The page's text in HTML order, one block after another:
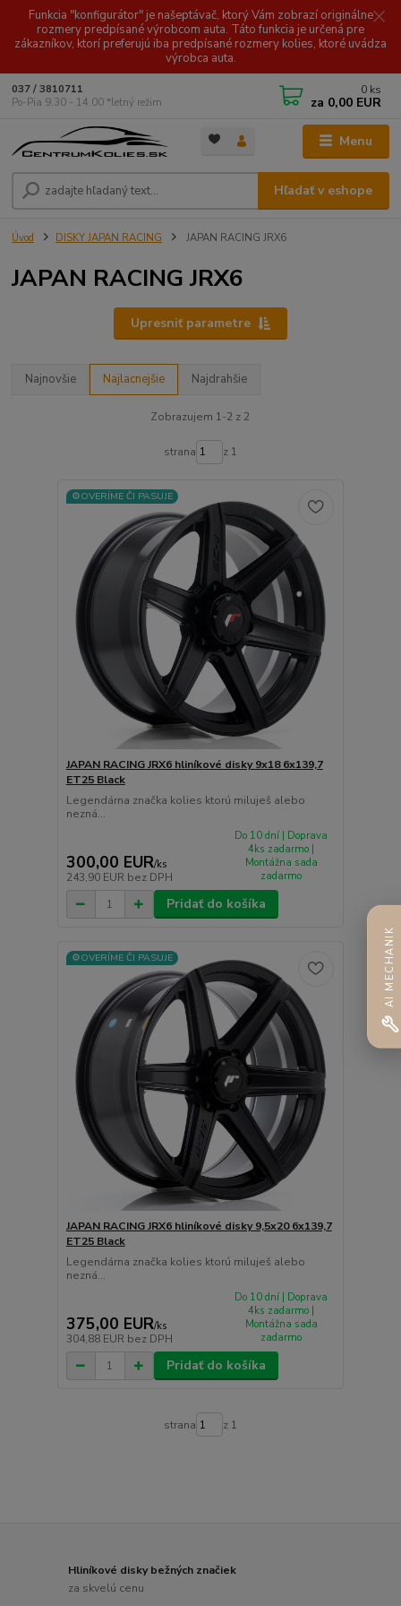
Funkcia "konfigurátor" je našeptávač, ktorý Vám zobrazí originálne
rozmery predpísané výrobcom auta. Táto funkcia je určená pre
zákazníkov, ktorí preferujú iba predpísané rozmery kolies, ktoré uvádza
výrobca auta.
Menu
Hľadať v eshope
037 / 3810711
Po-Pia 9.30 - 14.00 *letný režim
0 ks
za 0,00 EUR
Úvod DISKY JAPAN RACING JAPAN RACING JRX6
JAPAN RACING JRX6
Upresniť parametre
Najnovšie Najlacnejšie Najdrahšie
Zobrazujem 1-2 z 2
strana z 1
⚙️OVERÍME ČI PASUJE
JAPAN RACING JRX6 hliníkové disky 9x18 6x139,7
ET25 Black
Legendárna značka kolies ktorú miluješ alebo
nezná...
300,00 EUR/ks
243,90 EUR bez DPH
Do 10 dní | Doprava
4ks zadarmo |
Montážna sada
zadarmo
Pridať do košíka
⚙️OVERÍME ČI PASUJE
JAPAN RACING JRX6 hliníkové disky 9,5x20 6x139,7
ET25 Black
Legendárna značka kolies ktorú miluješ alebo
nezná...
375,00 EUR/ks
304,88 EUR bez DPH
Do 10 dní | Doprava
4ks zadarmo |
Montážna sada
zadarmo
Pridať do košíka
strana z 1
Hliníkové disky bežných značiek
za skvelú cenu
AI MECHANIK